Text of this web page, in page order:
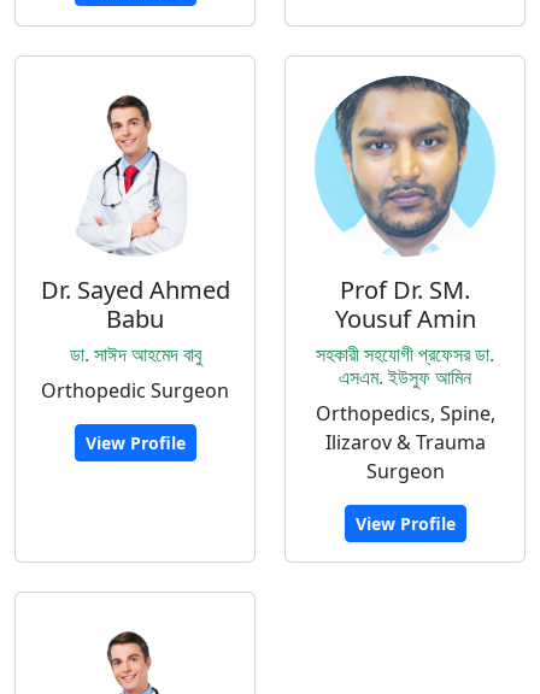
Dr. Sayed Ahmed
Babu
ডা. সাঈদ আহমেদ বাবু
Orthopedic Surgeon
View Profile
Prof Dr. SM.
Yousuf Amin
সহকারী সহযোগী প্রফেসর ডা.
এসএম. ইউসুফ আমিন
Orthopedics, Spine,
Ilizarov & Trauma
Surgeon
View Profile